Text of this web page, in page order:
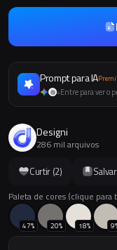
Curtir (2) Salvar
Paleta de cores (clique para
47% 20% 18% 9
Prompt para IA
+Entre para ver o
Designi
286 mil arquivos